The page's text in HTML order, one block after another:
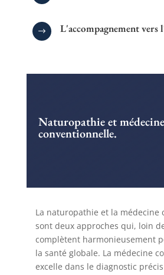
$ L'accompagnement vers
Naturopathie et médecine
conventionnelle.
La naturopathie et la médecine
sont deux approches qui, loin
complètent harmonieusement
la santé globale. La médecine
excelle dans le diagnostic